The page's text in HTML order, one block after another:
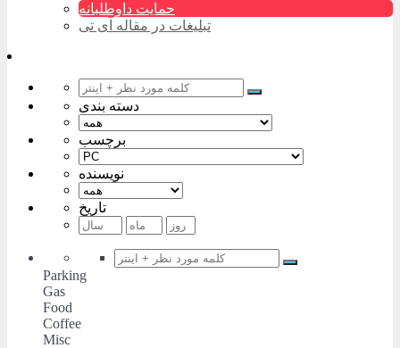
حمایت داوطلبانه
تبلیغات در مقاله آی تی
دسته بندی
برچسب
نویسنده
تاریخ
Parking
Gas
Food
Coffee
Misc